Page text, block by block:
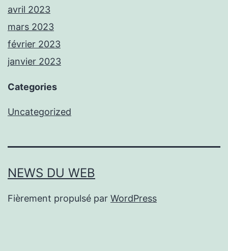
avril 2023
mars 2023
février 2023
janvier 2023
Categories
Uncategorized
NEWS DU WEB
Fièrement propulsé par WordPress